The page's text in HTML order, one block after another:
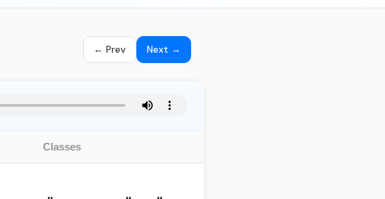
← Prev Next →
Classes